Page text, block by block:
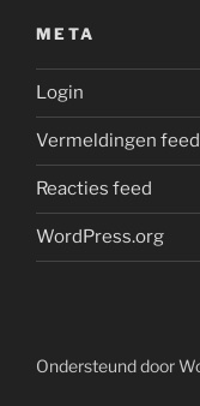
META
Login
Vermeldingen feed
Reacties feed
WordPress.org
Ondersteund door